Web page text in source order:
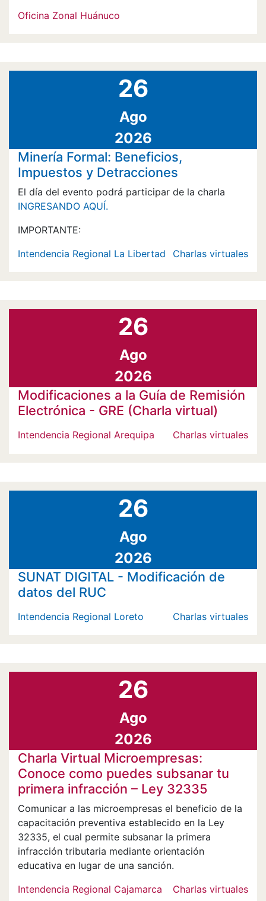
Oficina Zonal Huánuco
26
Ago
2026
Minería Formal: Beneficios,
Impuestos y Detracciones
El día del evento podrá participar de la charla
INGRESANDO AQUÍ.
IMPORTANTE:
Intendencia Regional La Libertad
Charlas virtuales
26
Ago
2026
Modificaciones a la Guía de Remisión
Electrónica - GRE (Charla virtual)
Intendencia Regional Arequipa Charlas virtuales
26
Ago
2026
SUNAT DIGITAL - Modificación de
datos del RUC
Intendencia Regional Loreto Charlas virtuales
26
Ago
2026
Charla Virtual Microempresas:
Conoce como puedes subsanar tu
primera infracción – Ley 32335
Comunicar a las microempresas el beneficio de la
capacitación preventiva establecido en la Ley
32335, el cual permite subsanar la primera
infracción tributaria mediante orientación
educativa en lugar de una sanción.
Intendencia Regional Cajamarca
Charlas virtuales